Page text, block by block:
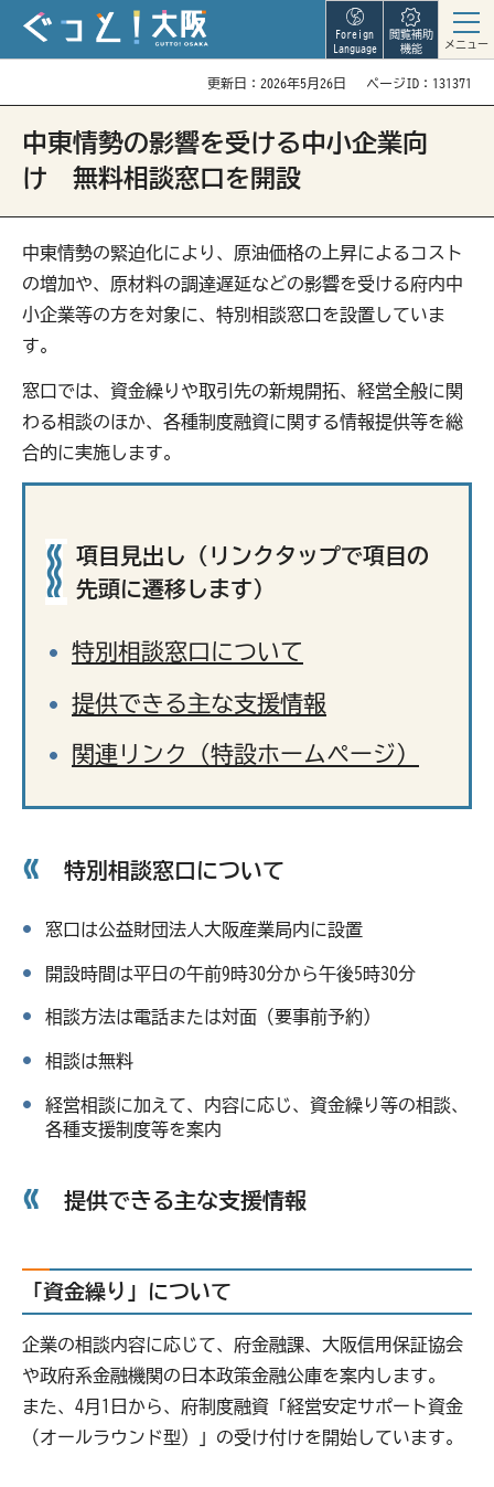
Foreign
Language
閲覧補助
機能
メニュー
更新日：2026年5月26日 ページID：131371
中東情勢の影響を受ける中小企業向
け 無料相談窓口を開設
中東情勢の緊迫化により、原油価格の上昇によるコスト
の増加や、原材料の調達遅延などの影響を受ける府内中
小企業等の方を対象に、特別相談窓口を設置していま
す。
窓口では、資金繰りや取引先の新規開拓、経営全般に関
わる相談のほか、各種制度融資に関する情報提供等を総
合的に実施します。
項目見出し（リンクタップで項目の
先頭に遷移します）
特別相談窓口について
提供できる主な支援情報
関連リンク（特設ホームページ）
特別相談窓口について
窓口は公益財団法人大阪産業局内に設置
開設時間は平日の午前9時30分から午後5時30分
相談方法は電話または対面（要事前予約）
相談は無料
経営相談に加えて、内容に応じ、資金繰り等の相談、
各種支援制度等を案内
提供できる主な支援情報
「資金繰り」について
企業の相談内容に応じて、府金融課、大阪信用保証協会
や政府系金融機関の日本政策金融公庫を案内します。
また、4月1日から、府制度融資「経営安定サポート資金
（オールラウンド型）」の受け付けを開始しています。